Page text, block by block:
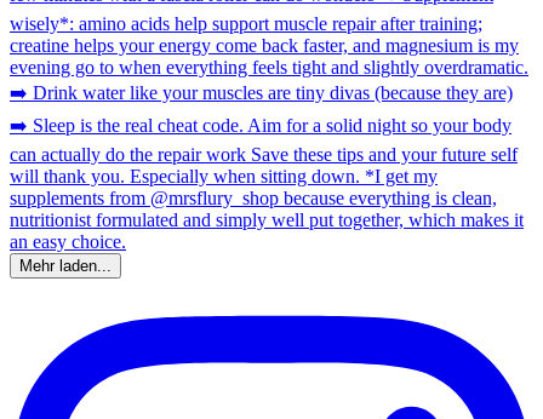
Mehr laden...